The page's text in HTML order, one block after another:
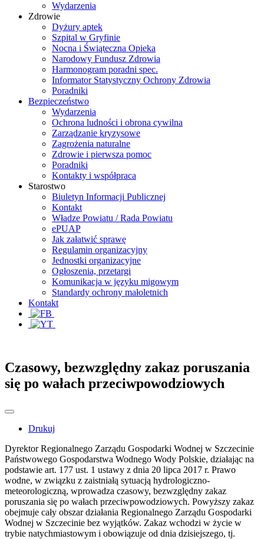
Wydarzenia
Zdrowie
Dyżury aptek
Szpital w Gryfinie
Nocna i Świąteczna Opieka
Narodowy Fundusz Zdrowia
Harmonogram poradni spec.
Informator Statystyczny Ochrony Zdrowia
Poradniki
Bezpieczeństwo
Wydarzenia
Ochrona ludności i obrona cywilna
Zarządzanie kryzysowe
Zagrożenia naturalne
Zdrowie i pierwsza pomoc
Poradniki
Kontakty i współpraca
Starostwo
Biuletyn Informacji Publicznej
Kontakt
Władze Powiatu / Rada Powiatu
ePUAP
Jak załatwić sprawę
Regulamin organizacyjny
Jednostki organizacyjne
Ogłoszenia, przetargi
Komunikacja w języku migowym
Standardy ochrony małoletnich
Kontakt
Czasowy, bezwzględny zakaz poruszania
się po wałach przeciwpowodziowych
Drukuj
Dyrektor Regionalnego Zarządu Gospodarki Wodnej w Szczecinie
Państwowego Gospodarstwa Wodnego Wody Polskie, działając na
podstawie art. 177 ust. 1 ustawy z dnia 20 lipca 2017 r. Prawo
wodne, w związku z zaistniałą sytuacją hydrologiczno-
meteorologiczną, wprowadza czasowy, bezwzględny zakaz
poruszania się po wałach przeciwpowodziowych. Powyższy zakaz
obejmuje cały obszar działania Regionalnego Zarządu Gospodarki
Wodnej w Szczecinie bez wyjątków. Zakaz wchodzi w życie w
trybie natychmiastowym i obowiązuje od dnia dzisiejszego, tj.